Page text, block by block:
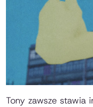
Tony zawsze stawia